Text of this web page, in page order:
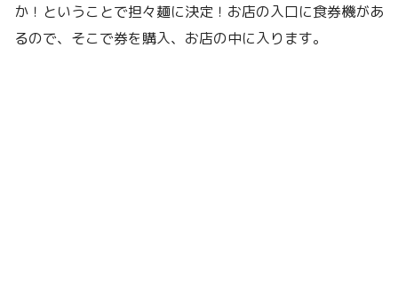
か！ということで担々麺に決定！お店の入口に食券機があ
るので、そこで券を購入、お店の中に入ります。